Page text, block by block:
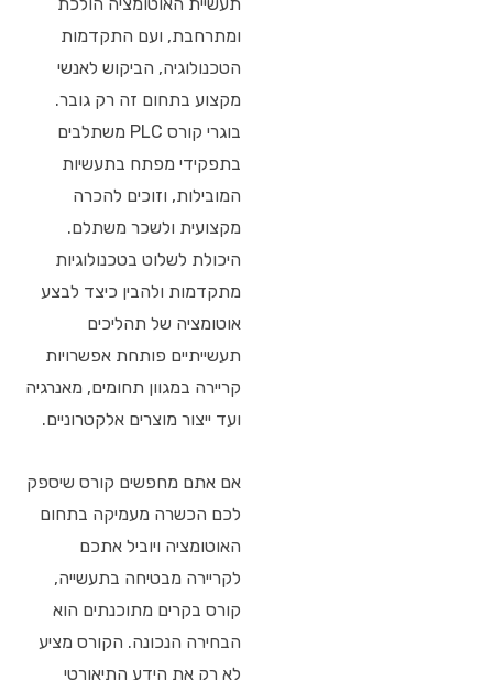
ומתרחבת, ועם התקדמות
הטכנולוגיה, הביקוש לאנשי
מקצוע בתחום זה רק גובר.
בוגרי קורס PLC משתלבים
בתפקידי מפתח בתעשיות
המובילות, וזוכים להכרה
מקצועית ולשכר משתלם.
היכולת לשלוט בטכנולוגיות
מתקדמות ולהבין כיצד לבצע
אוטומציה של תהליכים
תעשייתיים פותחת אפשרויות
קריירה במגוון תחומים, מאנרגיה
ועד ייצור מוצרים אלקטרוניים.
אם אתם מחפשים קורס שיספק
לכם הכשרה מעמיקה בתחום
האוטומציה ויוביל אתכם
לקריירה מבטיחה בתעשייה,
קורס בקרים מתוכנתים הוא
הבחירה הנכונה. הקורס מציע
לא רק את הידע התיאורטי